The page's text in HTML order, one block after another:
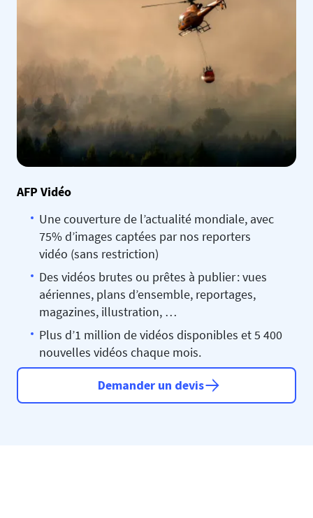
AFP Vidéo
Une couverture de l’actualité mondiale, avec
75% d’images captées par nos reporters
vidéo (sans restriction)
Des vidéos brutes ou prêtes à publier : vues
aériennes, plans d’ensemble, reportages,
magazines, illustration, …
Plus d’1 million de vidéos disponibles et 5 400
nouvelles vidéos chaque mois.
Demander un devis